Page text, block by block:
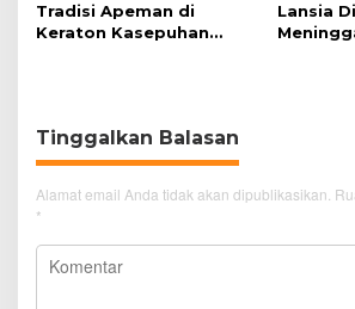
Tradisi Apeman di
Keraton Kasepuhan
Lansia
Tinggalkan Balasan
Alamat email Anda tidak akan dipublikasikan.
*